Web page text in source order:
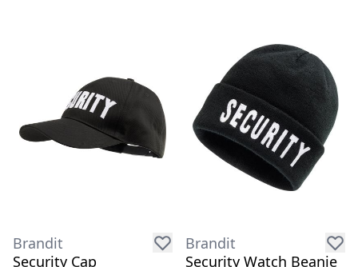
Brandit
Security Cap
Brandit
Security Watch Beanie